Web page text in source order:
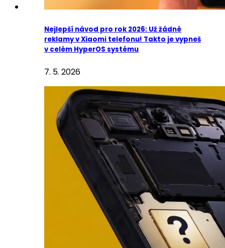
Nejlepší návod pro rok 2026: Už žádné
reklamy v Xiaomi telefonu! Takto je vypneš
v celém HyperOS systému
7. 5. 2026